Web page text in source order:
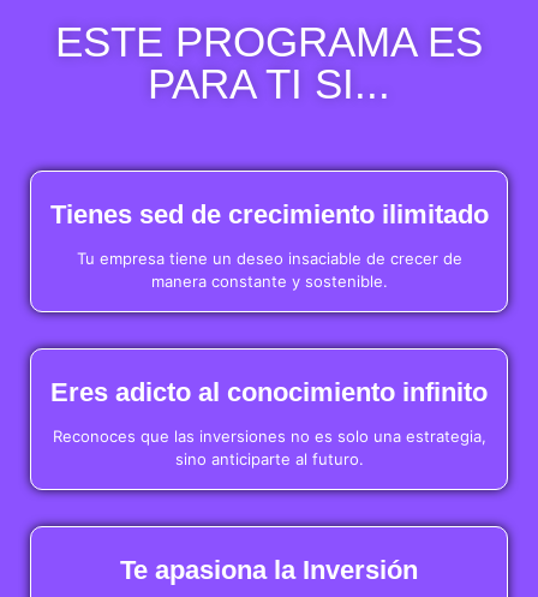
ESTE PROGRAMA ES
PARA TI SI...
Tienes sed de crecimiento ilimitado
Tu empresa tiene un deseo insaciable de crecer de
manera constante y sostenible.
Eres adicto al conocimiento infinito
Reconoces que las inversiones no es solo una estrategia,
sino anticiparte al futuro.
Te apasiona la Inversión